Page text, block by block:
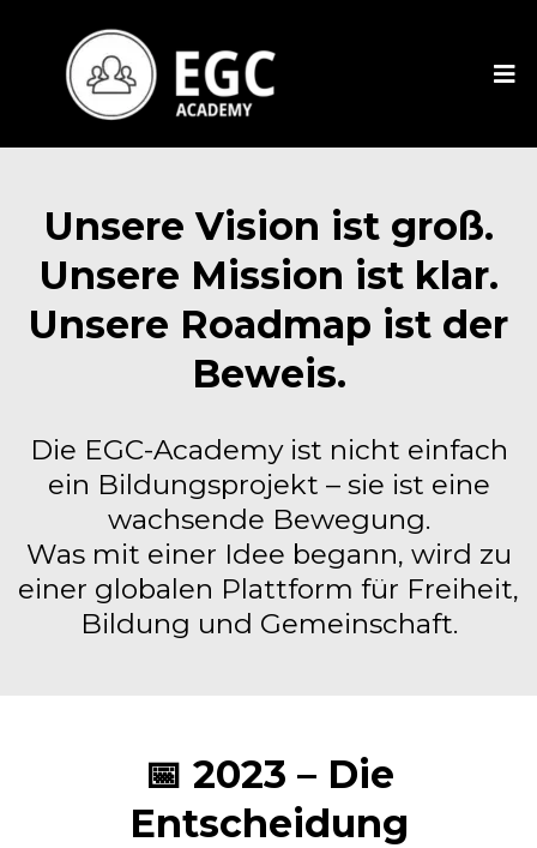
Unsere Vision ist groß.
Unsere Mission ist klar.
Unsere Roadmap ist der
Beweis.
Die EGC-Academy ist nicht einfach
ein Bildungsprojekt – sie ist eine
wachsende Bewegung.
Was mit einer Idee begann, wird zu
einer globalen Plattform für Freiheit,
Bildung und Gemeinschaft.
📅 2023 – Die
Entscheidung